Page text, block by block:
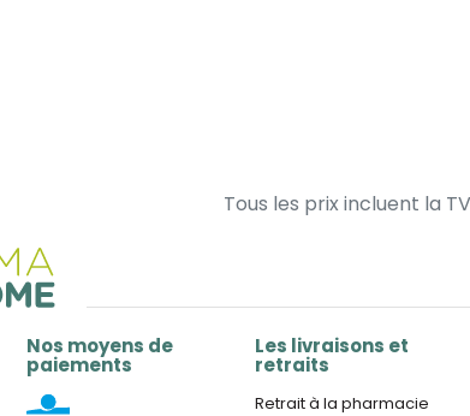
Tous les prix incluent la
Nos moyens de
paiements
Les livraisons et
retraits
Retrait à la pharmacie